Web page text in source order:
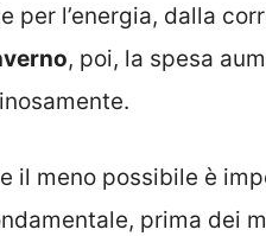
per l’energia, dalla
, poi, la spesa
il meno possibile è
prima dei